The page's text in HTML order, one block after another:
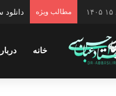
مطالب ویژه دانلود
خانه